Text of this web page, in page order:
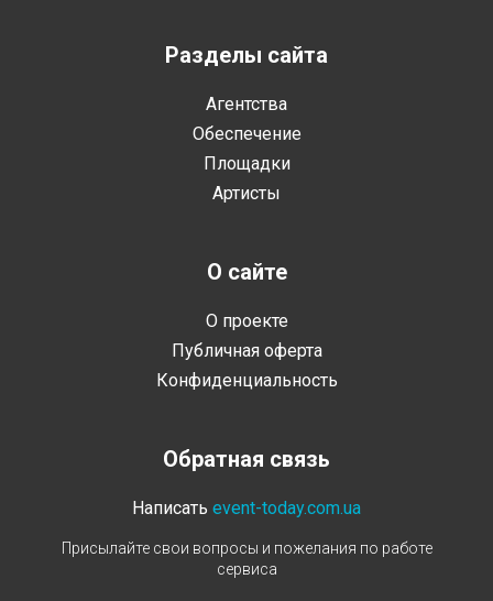
Разделы сайта
Агентства
Обеспечение
Площадки
Артисты
О сайте
О проекте
Публичная оферта
Конфиденциальность
Обратная связь
Написать event-today.com.ua
Присылайте свои вопросы и пожелания по работе
сервиса